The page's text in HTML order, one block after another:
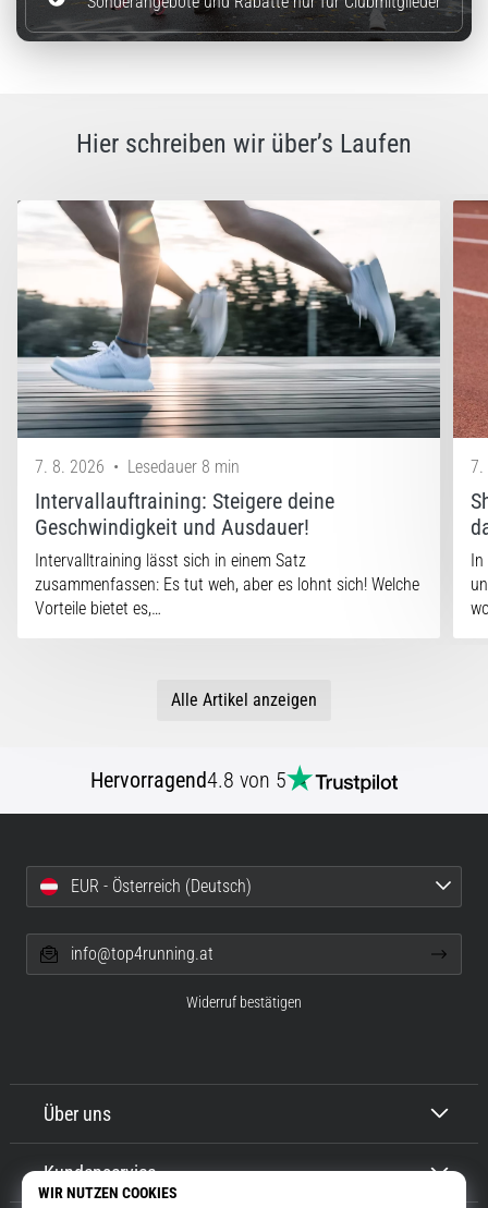
Hier schreiben wir über’s Laufen
7. 8. 2026 • Lesedauer 8 min
Intervallauftraining: Steigere deine
Geschwindigkeit und Ausdauer!
Intervalltraining lässt sich in einem Satz
zusammenfassen: Es tut weh, aber es lohnt sich! Welche
Vorteile bietet es,…
7.
In
Alle Artikel anzeigen
Hervorragend4.8 von 5
Über uns
Kundenservice
EUR - Österreich (Deutsch)
info@top4running.at
Widerruf bestätigen